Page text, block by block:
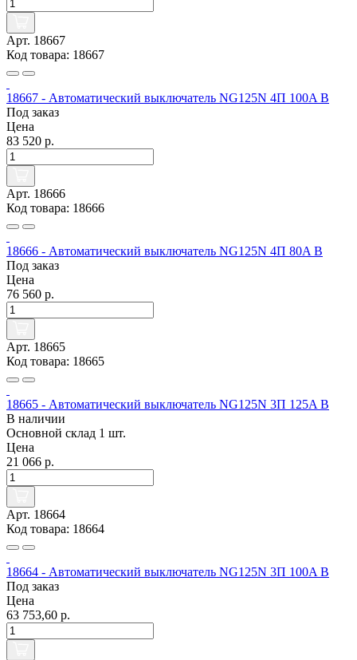
Арт. 18667
Код товара: 18667
18667 - Автоматический выключатель NG125N 4П 100A B
Под заказ
Цена
83 520 р.
Арт. 18666
Код товара: 18666
18666 - Автоматический выключатель NG125N 4П 80A B
Под заказ
Цена
76 560 р.
Арт. 18665
Код товара: 18665
18665 - Автоматический выключатель NG125N 3П 125A B
В наличии
Основной склад 1 шт.
Цена
21 066 р.
Арт. 18664
Код товара: 18664
18664 - Автоматический выключатель NG125N 3П 100A B
Под заказ
Цена
63 753,60 р.